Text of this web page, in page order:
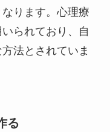
ります。心理療
られており、自
法とされていま
る